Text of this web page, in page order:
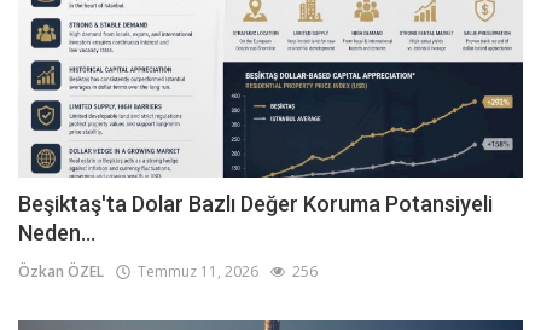
Beşiktaş'ta Dolar Bazlı Değer Koruma Potansiyeli
Neden...
Özkan ÖZEL Temmuz 11, 2026 256